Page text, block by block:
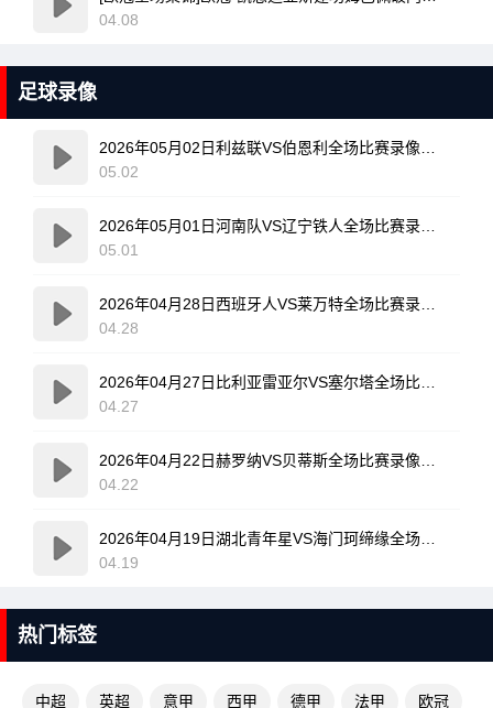
04.08
足球录像
05.02
05.01
04.28
04.27
04.22
04.19
热门标签
中超 英超 意甲 西甲 德甲 法甲 欧冠